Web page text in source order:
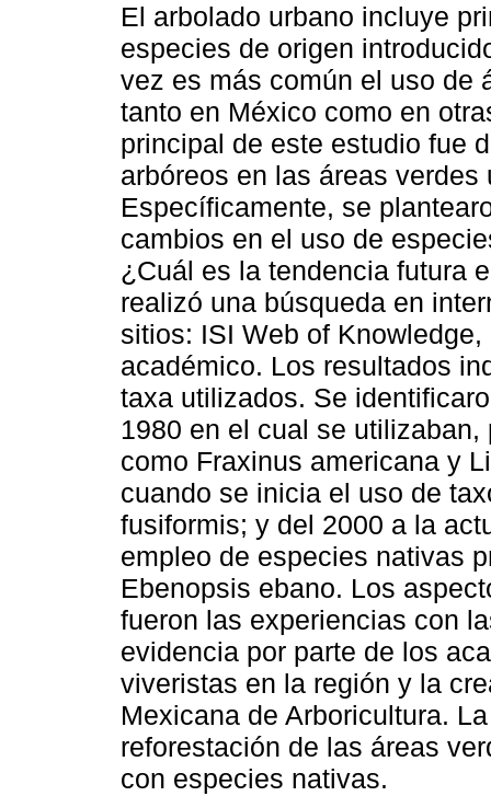
El arbolado urbano incluye
especies de origen
vez es más común el uso de
tanto en México como en
principal de este estudio fue
arbóreos en las áreas
Específicamente, se
cambios en el uso de
¿Cuál es la tendencia futura
realizó una búsqueda en
sitios: ISI Web of
académico. Los resultados
taxa utilizados. Se
1980 en el cual se
como Fraxinus americana y
cuando se inicia el uso de
fusiformis; y del 2000 a la
empleo de especies nativas
Ebenopsis ebano. Los
fueron las experiencias con
evidencia por parte de los
viveristas en la región y la
Mexicana de Arboricultura.
reforestación de las áreas
con especies nativas.